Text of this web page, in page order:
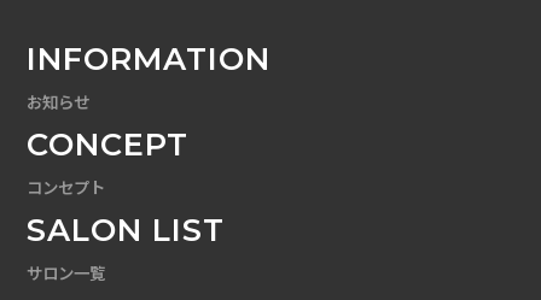
INFORMATION
お知らせ
CONCEPT
コンセプト
SALON LIST
サロン一覧